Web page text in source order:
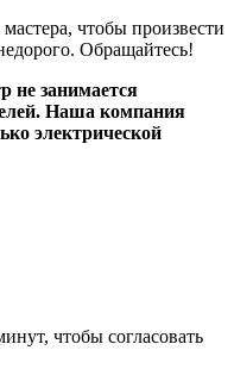
чтобы произвести
Обращайтесь!
занимается
Наша компания
электрической
чтобы согласовать